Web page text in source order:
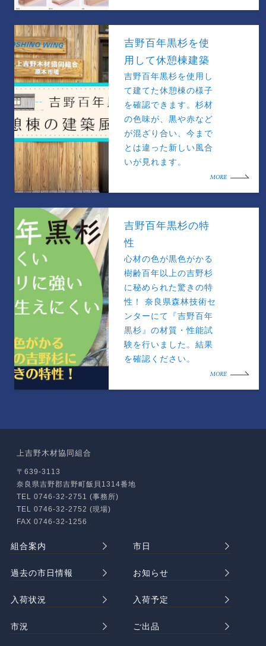
吉野百年黒杉を使
用して休憩棟建築
吉野百年黒杉を使用し
て建てた休憩棟の様子
を確認できます。杉材
の色味が、黒や赤など
が混ざり合い、今まで
とは違った新しい風合
いが見れます。
MORE
吉野百年黒杉の特
性
心材の色が黒色がかる
樹齢百年以上の吉野杉
に秘められた驚きの特
性！ 奈良県森林技術セ
ンターにて『吉野百年
黒杉』の材質・性能試
験を行いました。結果
を確認ください。
MORE
上吉野木材協同組合
〒639-3113
奈良県吉野郡吉野町飯貝1314番地
TEL 0746-32-2751 (事務所)
TEL 0746-32-2752 (現場)
FAX 0746-32-1256
組合案内 市日
過去の市日情報 お知らせ
入荷状況 入荷予定
市況 ご出品